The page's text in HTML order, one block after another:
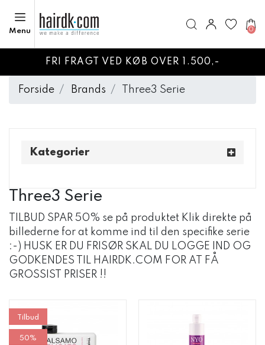
Menu 0
FRI FRAGT VED KØB OVER 1.500,-
Forside Brands Three3 Serie
Kategorier
Three3 Serie
TILBUD SPAR 50% se på produktet Klik direkte på
billederne for at komme ind til den specifike serie
:-) HUSK ER DU FRISØR SKAL DU LOGGE IND OG
GODKENDES TIL HAIRDK.COM FOR AT FÅ
GROSSIST PRISER !!
Tilbud
50%